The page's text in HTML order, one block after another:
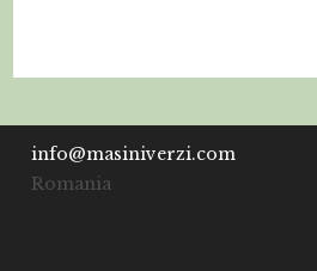
info@masiniverzi.com
Romania